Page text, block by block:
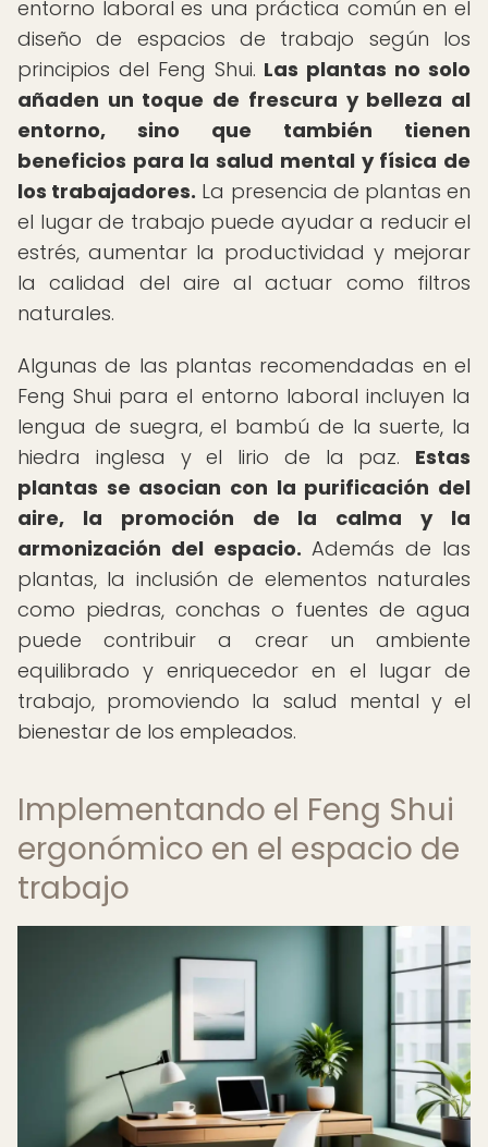
entorno laboral es una práctica común en el
diseño de espacios de trabajo según los
principios del Feng Shui. Las plantas no solo
añaden un toque de frescura y belleza al
entorno, sino que también tienen
beneficios para la salud mental y física de
los trabajadores. La presencia de plantas en
el lugar de trabajo puede ayudar a reducir el
estrés, aumentar la productividad y mejorar
la calidad del aire al actuar como filtros
naturales.
Algunas de las plantas recomendadas en el
Feng Shui para el entorno laboral incluyen la
lengua de suegra, el bambú de la suerte, la
hiedra inglesa y el lirio de la paz. Estas
plantas se asocian con la purificación del
aire, la promoción de la calma y la
armonización del espacio. Además de las
plantas, la inclusión de elementos naturales
como piedras, conchas o fuentes de agua
puede contribuir a crear un ambiente
equilibrado y enriquecedor en el lugar de
trabajo, promoviendo la salud mental y el
bienestar de los empleados.
Implementando el Feng Shui
ergonómico en el espacio de
trabajo